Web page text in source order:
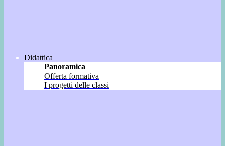
Didattica
Panoramica
Offerta formativa
I progetti delle classi